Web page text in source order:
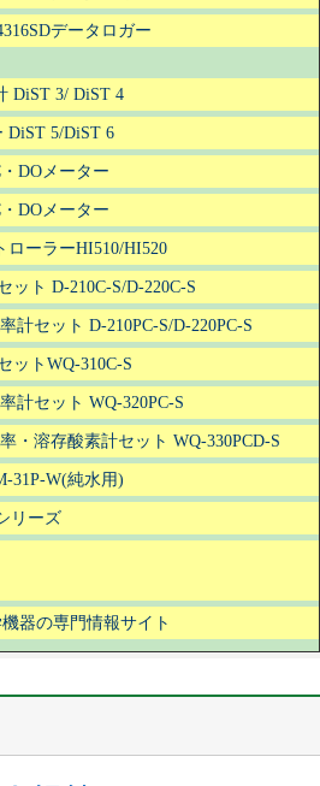
データロガー
DiST 3/ DiST 4
DiST 5/DiST 6
DOメーター
DOメーター
ローラーHI510/HI520
ット D-210C-S/D-220C-S
計セット D-210PC-S/D-220PC-S
ットWQ-310C-S
計セット WQ-320PC-S
・溶存酸素計セット WQ-330PCD-S
31P-W(純水用)
リーズ
器の専門情報サイト